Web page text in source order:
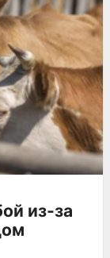
из-за